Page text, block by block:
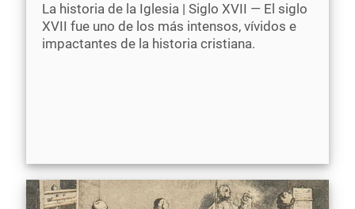
La historia de la Iglesia | Siglo XVII — El siglo
XVII fue uno de los más intensos, vívidos e
impactantes de la historia cristiana.